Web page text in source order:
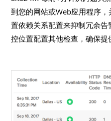
到您的网站或Web应用程序
置依赖关系配置来抑制冗余
控位置配置其他检查，确保提